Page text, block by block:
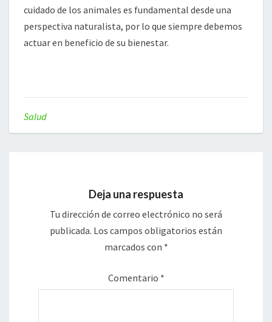
cuidado de los animales es fundamental desde una
perspectiva naturalista, por lo que siempre debemos
actuar en beneficio de su bienestar.
Salud
Deja una respuesta
Tu dirección de correo electrónico no será
publicada. Los campos obligatorios están
marcados con *
Comentario *